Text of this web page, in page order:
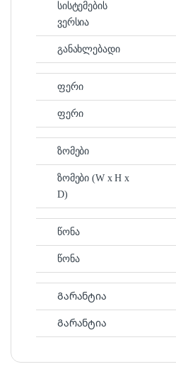
სისტემების
ვერსია
განახლებადი
ფერი
ფერი
ზომები
ზომები (W x H x
D)
წონა
წონა
Გარანტია
Გარანტია